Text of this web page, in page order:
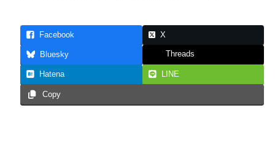
Facebook X
Bluesky Threads
Hatena LINE
Copy